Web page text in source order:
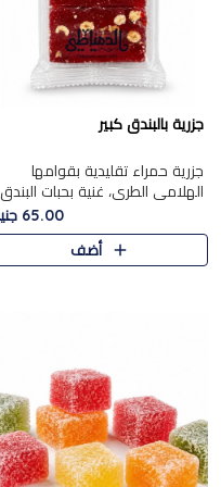
جزرية بالبندق كبير
جزرية حمراء تقليدية بقوامها
الهلامي الطري، غنية بحبات البندق
الفاخرة التي تضيف قرمشة راقية
إلى قوامها الناعم، لتقدم مزيجًا
متوازنًا من النكه..
65.00 جنيه
أضف